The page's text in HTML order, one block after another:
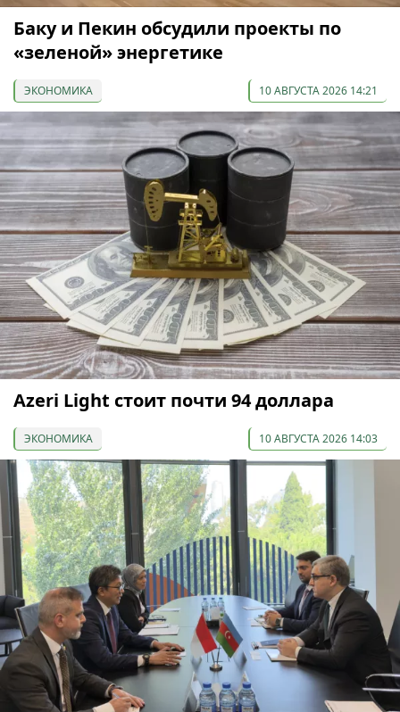
Баку и Пекин обсудили проекты по
«зеленой» энергетике
ЭКОНОМИКА 10 АВГУСТА 2026 14:21
Azeri Light стоит почти 94 доллара
ЭКОНОМИКА 10 АВГУСТА 2026 14:03